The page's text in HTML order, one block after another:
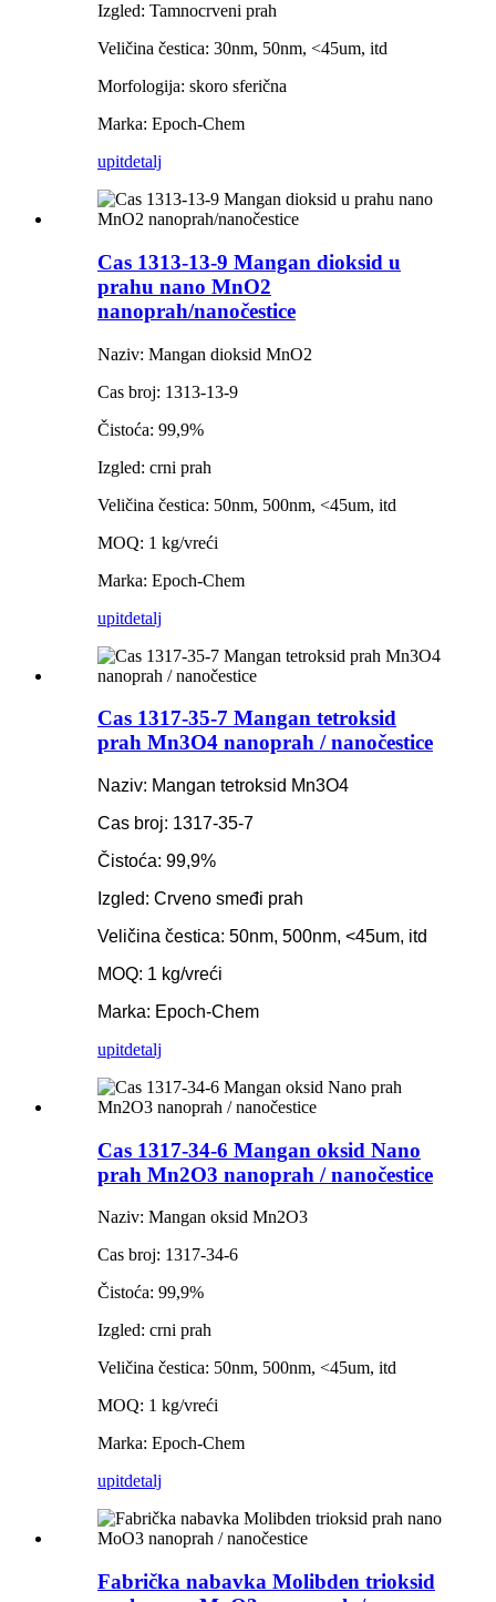
Izgled: Tamnocrveni prah
Veličina čestica: 30nm, 50nm, <45um, itd
Morfologija: skoro sferična
Marka: Epoch-Chem
upitdetalj
Cas 1313-13-9 Mangan dioksid u
prahu nano MnO2
nanoprah/nanočestice
Naziv: Mangan dioksid MnO2
Cas broj: 1313-13-9
Čistoća: 99,9%
Izgled: crni prah
Veličina čestica: 50nm, 500nm, <45um, itd
MOQ: 1 kg/vreći
Marka: Epoch-Chem
upitdetalj
Cas 1317-35-7 Mangan tetroksid
prah Mn3O4 nanoprah / nanočestice
Naziv: Mangan tetroksid Mn3O4
Cas broj: 1317-35-7
Čistoća: 99,9%
Izgled: Crveno smeđi prah
Veličina čestica: 50nm, 500nm, <45um, itd
MOQ: 1 kg/vreći
Marka: Epoch-Chem
upitdetalj
Cas 1317-34-6 Mangan oksid Nano
prah Mn2O3 nanoprah / nanočestice
Naziv: Mangan oksid Mn2O3
Cas broj: 1317-34-6
Čistoća: 99,9%
Izgled: crni prah
Veličina čestica: 50nm, 500nm, <45um, itd
MOQ: 1 kg/vreći
Marka: Epoch-Chem
upitdetalj
Fabrička nabavka Molibden trioksid